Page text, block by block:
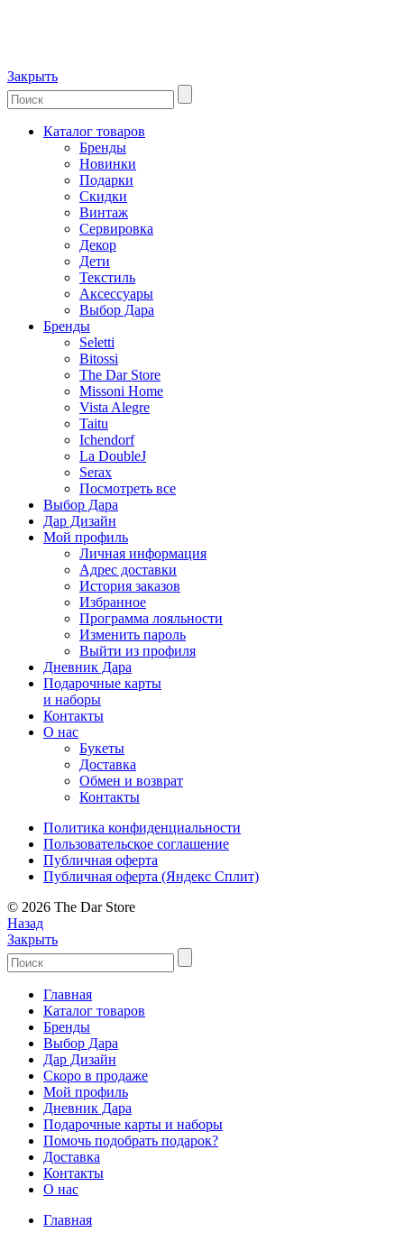
Закрыть
Каталог товаров
Бренды
Новинки
Подарки
Скидки
Винтаж
Сервировка
Декор
Дети
Текстиль
Аксессуары
Выбор Дара
Бренды
Seletti
Bitossi
The Dar Store
Missoni Home
Vista Alegre
Taitu
Ichendorf
La DoubleJ
Serax
Посмотреть все
Выбор Дара
Дар Дизайн
Мой профиль
Личная информация
Адрес доставки
История заказов
Избранное
Программа лояльности
Изменить пароль
Выйти из профиля
Дневник Дара
Подарочные карты
и наборы
Контакты
О нас
Букеты
Доставка
Обмен и возврат
Контакты
Политика конфиденциальности
Пользовательское соглашение
Публичная оферта
Публичная оферта (Яндекс Сплит)
© 2026 The Dar Store
Назад
Закрыть
Главная
Каталог товаров
Бренды
Выбор Дара
Дар Дизайн
Скоро в продаже
Мой профиль
Дневник Дара
Подарочные карты и наборы
Помочь подобрать подарок?
Доставка
Контакты
О нас
Главная